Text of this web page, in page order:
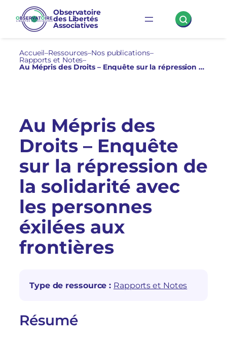
contenu
Observatoire
des Libertés
Associatives
Accueil–Ressources–Nos publications–
Rapports et Notes–
Au Mépris des Droits – Enquête sur la répression de la solidarité avec les personnes éxilées aux frontières
Au Mépris des
Droits – Enquête
sur la répression de
la solidarité avec
les personnes
éxilées aux
frontières
Type de ressource : Rapports et Notes
Résumé